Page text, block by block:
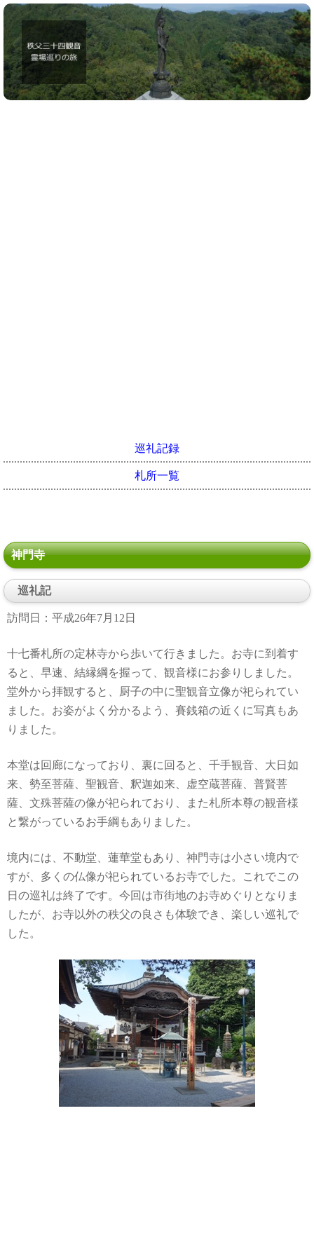
巡礼記録
札所一覧
神門寺
巡礼記
訪問日：平成26年7月12日
十七番札所の定林寺から歩いて行きました。お寺に到着す
ると、早速、結縁綱を握って、観音様にお参りしました。
堂外から拝観すると、厨子の中に聖観音立像が祀られてい
ました。お姿がよく分かるよう、賽銭箱の近くに写真もあ
りました。
本堂は回廊になっており、裏に回ると、千手観音、大日如
来、勢至菩薩、聖観音、釈迦如来、虚空蔵菩薩、普賢菩
薩、文殊菩薩の像が祀られており、また札所本尊の観音様
と繋がっているお手綱もありました。
境内には、不動堂、蓮華堂もあり、神門寺は小さい境内で
すが、多くの仏像が祀られているお寺でした。これでこの
日の巡礼は終了です。今回は市街地のお寺めぐりとなりま
したが、お寺以外の秩父の良さも体験でき、楽しい巡礼で
した。